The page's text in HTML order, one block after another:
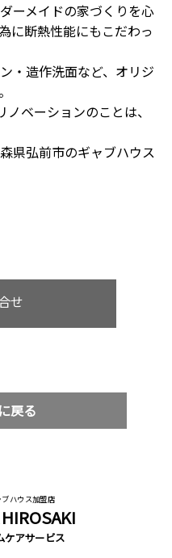
ーメイドの家づくりを心
に断熱性能にもこだわっ
・造作洗面など、オリジ
ベーションのことは、
県弘前市のギャブハウス
せ
戻る
ハウス加盟店
ケアサービス